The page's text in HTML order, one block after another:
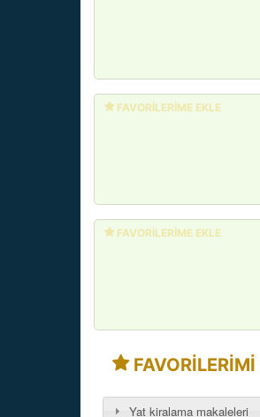
FAVORİLERİME EKLE
FAVORİLERİME EKLE
Yat kiralama makaleleri